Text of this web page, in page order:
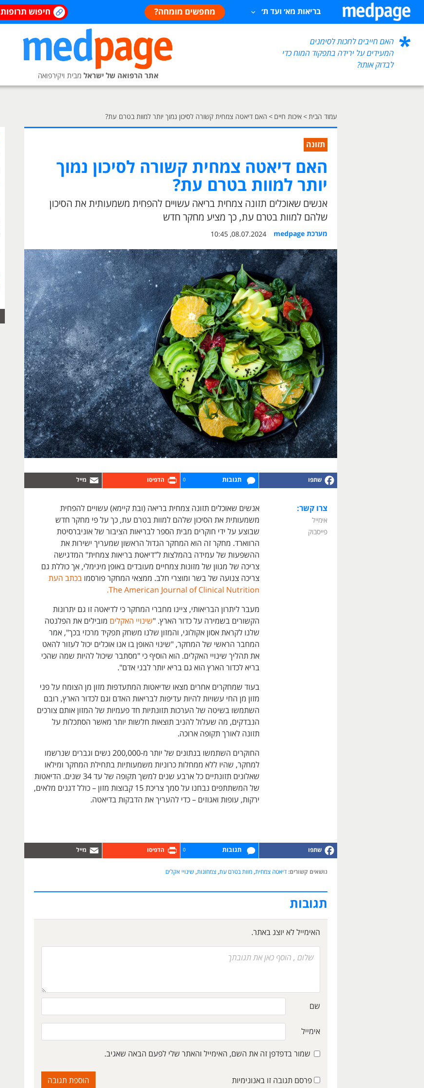
בריאות מא׳ ועד ת׳ מחפשים מומחה? חיפוש תרופות
האם חייבים לחכות לסימנים
המעידים על ירידה בתפקוד המוח כדי
לבדוק אותו?
אתר הרפואה של ישראל מבית ויקירפואה
עמוד הבית > איכות חיים > האם דיאטה צמחית קשורה לסיכון נמוך יותר למוות בטרם עת?
תזונה
האם דיאטה צמחית קשורה לסיכון נמוך
יותר למוות בטרם עת?
אנשים שאוכלים תזונה צמחית בריאה עשויים להפחית משמעותית את הסיכון
שלהם למוות בטרם עת, כך מציע מחקר חדש
מערכת medpage 08.07.2024, 10:45
תגובות 0
צרו קשר:
אימייל
פייסבוק
אנשים שאוכלים תזונה צמחית בריאה (ובת קיימא) עשויים להפחית
משמעותית את הסיכון שלהם למוות בטרם עת, כך על פי מחקר חדש
שבוצע על ידי חוקרים מבית הספר לבריאות הציבור של אוניברסיטת
הרווארד. מחקר זה הוא המחקר הגדול הראשון שמעריך ישירות את
ההשפעות של עמידה בהמלצות ל"דיאטת בריאות צמחית" המדגישה
צריכה של מגוון של מזונות צמחיים מעובדים באופן מינימלי, אך כוללת גם
צריכה צנועה של בשר ומוצרי חלב. ממצאי המחקר פורסמובכתב העת
The American Journal of Clinical Nutrition.
מעבר ליתרון הבריאותי, ציינו מחברי המחקר כי לדיאטה זו גם יתרונות
הקשורים בשמירה על כדור הארץ. "שינויי האקלים מובילים את הפלנטה
שלנו לקראת אסון אקולוגי, והמזון שלנו משחק תפקיד מרכזי בכך", אמר
המחבר הראשי של המחקר, "שינוי האופן בו אנו אוכלים יכול לעזור להאט
את תהליך שינויי האקלים. הוא הוסיף כי "מסתבר שיכול להיות שמה שהכי
בריא לכדור הארץ הוא גם בריא יותר לבני אדם".
בעוד שמחקרים אחרים מצאו שדיאטות המתעדפות מזון מן הצומח על פני
מזון מן החי עשויות להיות עדיפות לבריאות האדם וגם לכדור הארץ, רובם
השתמשו בשיטה של הערכות תזונתיות חד פעמיות של המזון אותם צורכים
הנבדקים, מה שעלול להניב תוצאות חלשות יותר מאשר הסתכלות על
תזונה לאורך תקופה ארוכה.
החוקרים השתמשו בנתונים של יותר מ-200,000 נשים וגברים שנרשמו
למחקר, שהיו ללא ממחלות כרוניות משמעותיות בתחילת המחקר ומילאו
שאלונים תזונתיים כל ארבע שנים למשך תקופה של עד 34 שנים. הדיאטות
של המשתתפים נבחנו על סמך צריכת 15 קבוצות מזון – כולל דגנים מלאים,
ירקות, עופות ואגוזים – כדי להעריך את הדבקות בדיאטה.
תגובות 0
נושאים קשורים: דיאטה צמחית,מוות בטרם עת, צמחונות, שינויי אקלים
תגובות
האימייל לא יוצג באתר.
שם
אימייל
שמור בדפדפן זה את השם, האימייל והאתר שלי לפעם הבאה שאגיב.
פרסם תגובה זו באנונימיות